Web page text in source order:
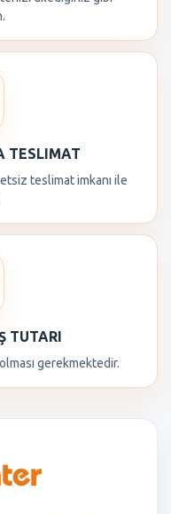
TESLIMAT
teslimat imkanı ile
TUTARI
gerekmektedir.